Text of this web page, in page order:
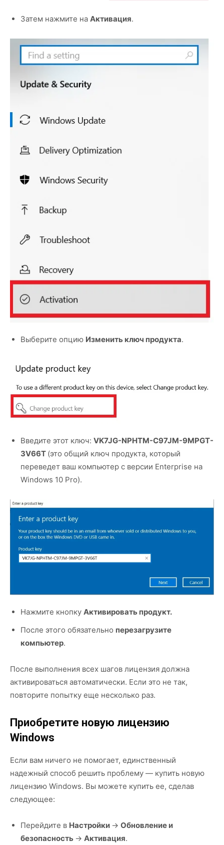
Затем нажмите на Активация.
Выберите опцию Изменить ключ продукта.
Введите этот ключ: VK7JG-NPHTM-C97JM-9MPGT-
3V66T (это общий ключ продукта, который
переведет ваш компьютер с версии Enterprise на
Windows 10 Pro).
Нажмите кнопку Активировать продукт.
После этого обязательно перезагрузите
компьютер.
После выполнения всех шагов лицензия должна
активироваться автоматически. Если это не так,
повторите попытку еще несколько раз.
Приобретите новую лицензию
Windows
Если вам ничего не помогает, единственный
надежный способ решить проблему — купить новую
лицензию Windows. Вы можете купить ее, сделав
следующее:
Перейдите в Настройки → Обновление и
безопасность → Активация.